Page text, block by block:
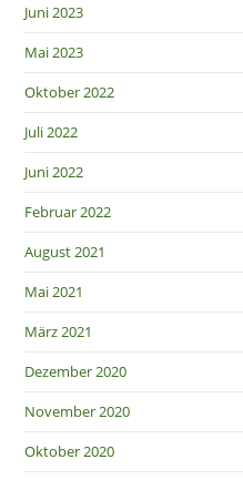
Juni 2023
Mai 2023
Oktober 2022
Juli 2022
Juni 2022
Februar 2022
August 2021
Mai 2021
März 2021
Dezember 2020
November 2020
Oktober 2020